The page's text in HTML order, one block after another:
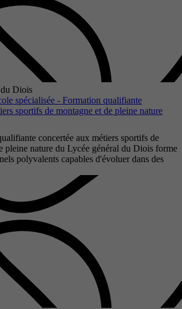
Diois
spécialisée - Formation qualifiante
sportifs de montagne et de pleine nature
concertée aux métiers sportifs de
pleine nature du Lycée général du Diois forme
polyvalents capables d'évoluer dans des